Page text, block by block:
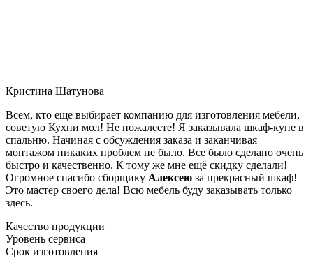
Кристина Шатунова
Всем, кто еще выбирает компанию для изготовления мебели,
советую Кухни мол! Не пожалеете! Я заказывала шкаф-купе в
спальню. Начиная с обсуждения заказа и заканчивая
монтажом никаких проблем не было. Все было сделано очень
быстро и качественно. К тому же мне ещё скидку сделали!
Огромное спасибо сборщику Алексею за прекрасный шкаф!
Это мастер своего дела! Всю мебель буду заказывать только
здесь.
Качество продукции
Уровень сервиса
Срок изготовления